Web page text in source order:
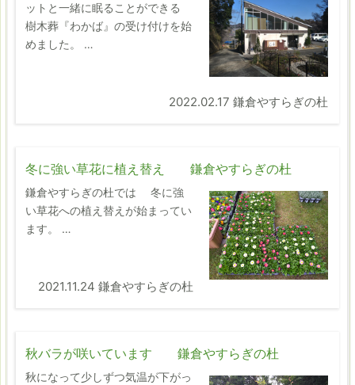
ットと一緒に眠ることができる
樹木葬『わかば』の受け付けを始
めました。 …
2022.02.17 鎌倉やすらぎの杜
冬に強い草花に植え替え 鎌倉やすらぎの杜
鎌倉やすらぎの杜では 冬に強
い草花への植え替えが始まってい
ます。 …
2021.11.24 鎌倉やすらぎの杜
秋バラが咲いています 鎌倉やすらぎの杜
秋になって少しずつ気温が下がっ